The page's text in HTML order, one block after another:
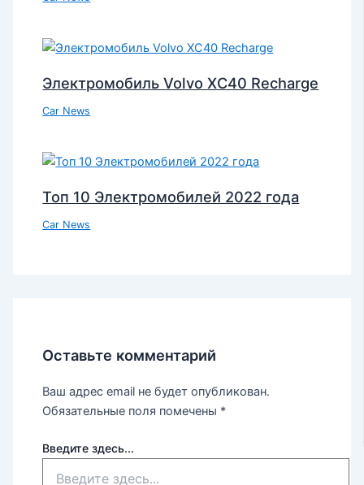
Электромобиль Volvo XC40 Recharge
Car News
Топ 10 Электромобилей 2022 года
Car News
Оставьте комментарий
Ваш адрес email не будет опубликован.
Обязательные поля помечены *
Введите здесь...